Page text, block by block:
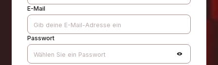
E-Mail
Passwort